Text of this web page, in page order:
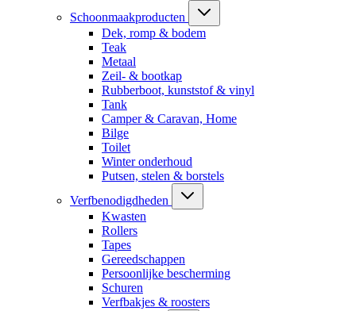
Schoonmaakproducten
Dek, romp & bodem
Teak
Metaal
Zeil- & bootkap
Rubberboot, kunststof & vinyl
Tank
Camper & Caravan, Home
Bilge
Toilet
Winter onderhoud
Putsen, stelen & borstels
Verfbenodigdheden
Kwasten
Rollers
Tapes
Gereedschappen
Persoonlijke bescherming
Schuren
Verfbakjes & roosters